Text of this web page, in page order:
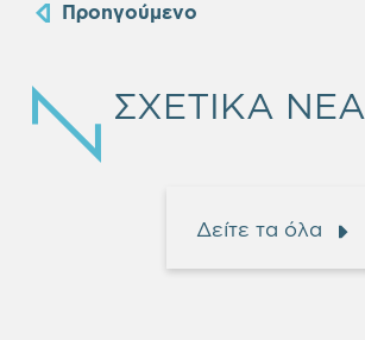
Προηγούμενο
ΣΧΕΤΙΚΑ ΝΕΑ
Δείτε τα όλα